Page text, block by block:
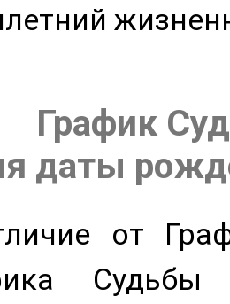
График
даты
от